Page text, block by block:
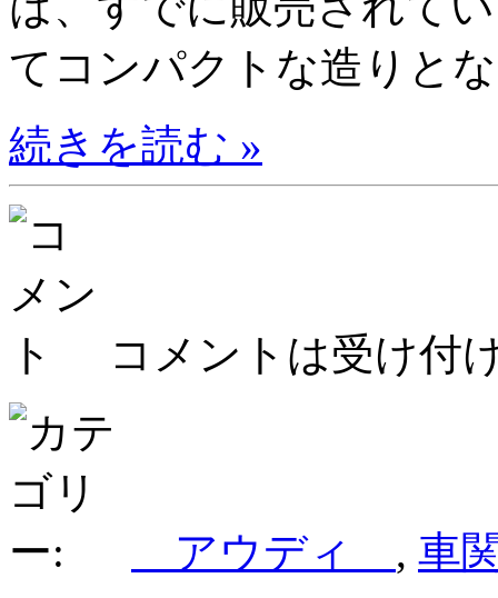
てコンパクトな造りと
続きを読む »
コメントは受け付
アウディ , 車